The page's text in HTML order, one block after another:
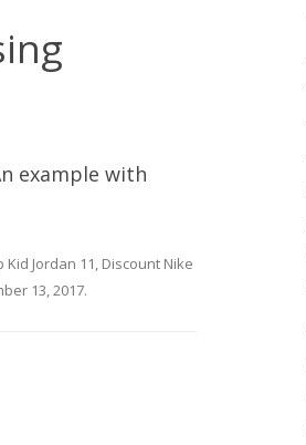
example with
Kid Jordan 11, Discount Nike
13, 2017.